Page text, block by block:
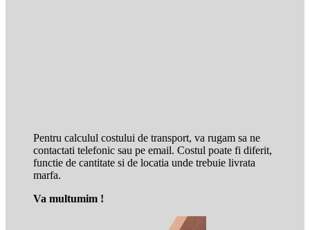
Pentru calculul costului de transport, va rugam sa ne
contactati telefonic sau pe email. Costul poate fi diferit,
functie de cantitate si de locatia unde trebuie livrata
marfa.
Va multumim !